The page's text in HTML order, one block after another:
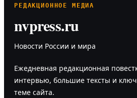
РЕДАКЦИОННОЕ МЕДИА
nvpress.ru
Новости России и мира
Ежедневная редакционная
интервью, большие тексты и
теме сайта.